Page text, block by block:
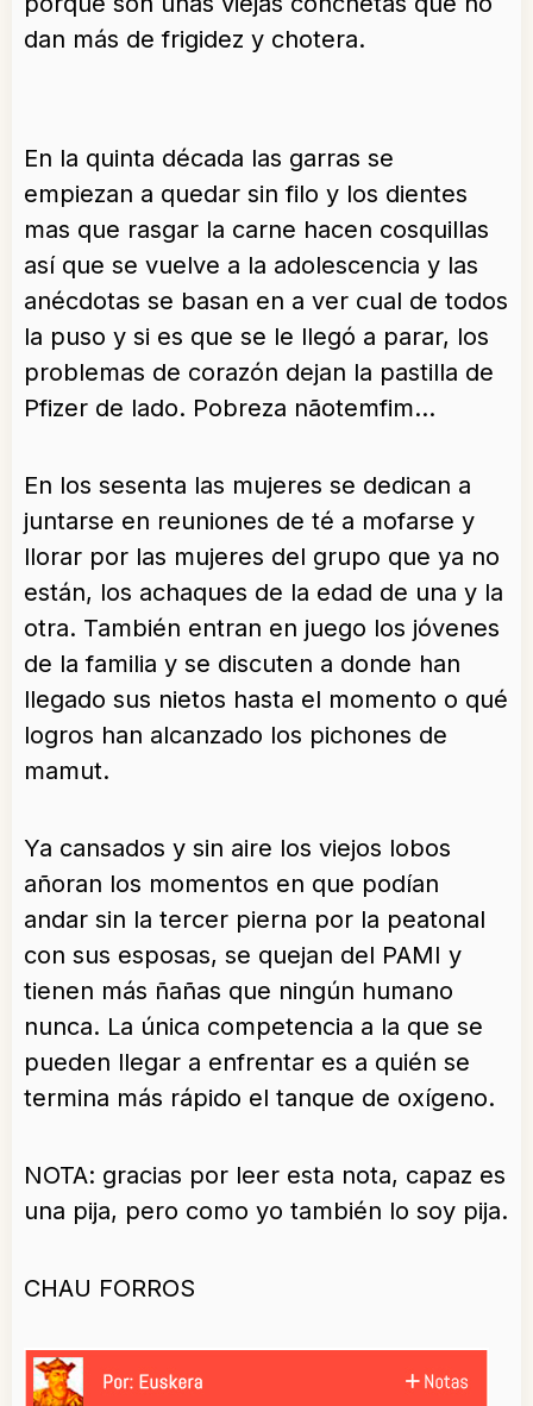
dan más de frigidez y chotera.
En la quinta década las garras se
empiezan a quedar sin filo y los dientes
mas que rasgar la carne hacen cosquillas
así que se vuelve a la adolescencia y las
anécdotas se basan en a ver cual de todos
la puso y si es que se le llegó a parar, los
problemas de corazón dejan la pastilla de
Pfizer de lado. Pobreza nãotemfim…
En los sesenta las mujeres se dedican a
juntarse en reuniones de té a mofarse y
llorar por las mujeres del grupo que ya no
están, los achaques de la edad de una y la
otra. También entran en juego los jóvenes
de la familia y se discuten a donde han
llegado sus nietos hasta el momento o qué
logros han alcanzado los pichones de
mamut.
Ya cansados y sin aire los viejos lobos
añoran los momentos en que podían
andar sin la tercer pierna por la peatonal
con sus esposas, se quejan del PAMI y
tienen más ñañas que ningún humano
nunca. La única competencia a la que se
pueden llegar a enfrentar es a quién se
termina más rápido el tanque de oxígeno.
NOTA: gracias por leer esta nota, capaz es
una pija, pero como yo también lo soy pija.
CHAU FORROS